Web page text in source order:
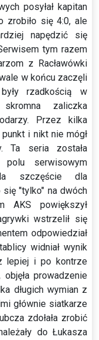
posyłał kapitan
zrobiło się 4:0, ale
napędzić się
tym razem
z Racławówki
w końcu zaczęli
rzadkością w
zaliczka
Przez kilka
i nikt nie mógł
Ta seria została
serwisowym
szczęście dla
się "tylko" na dwóch
AKS powiększył
wstrzelił się
odpowiedział
widniał wynik
lepiej i po kontrze
prowadzenie
długich wymian z
głównie siatkarze
zdołała zrobić
do Łukasza